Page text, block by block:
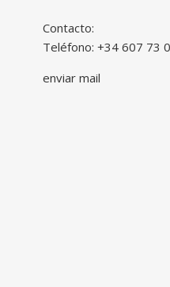
Contacto:
Teléfono: +34 607 73
enviar mail